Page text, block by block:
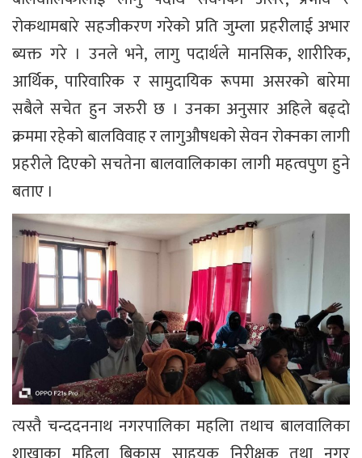
रोकथामबारे सहजीकरण गरेको प्रति जुम्ला प्रहरीलाई अभार
ब्यक्त गरे । उनले भने, लागु पदार्थले मानसिक, शारीरिक,
आर्थिक, पारिवारिक र सामुदायिक रूपमा असरको बारेमा
सबैले सचेत हुन जरुरी छ । उनका अनुसार अहिले बढ्दो
क्रममा रहेको बालविवाह र लागुऔषधको सेवन रोक्नका लागी
प्रहरीले दिएको सचतेना बालवालिकाका लागी महत्वपुण हुने
बताए ।
त्यस्तै चन्ददननाथ नगरपालिका महलिा तथाच बालवालिका